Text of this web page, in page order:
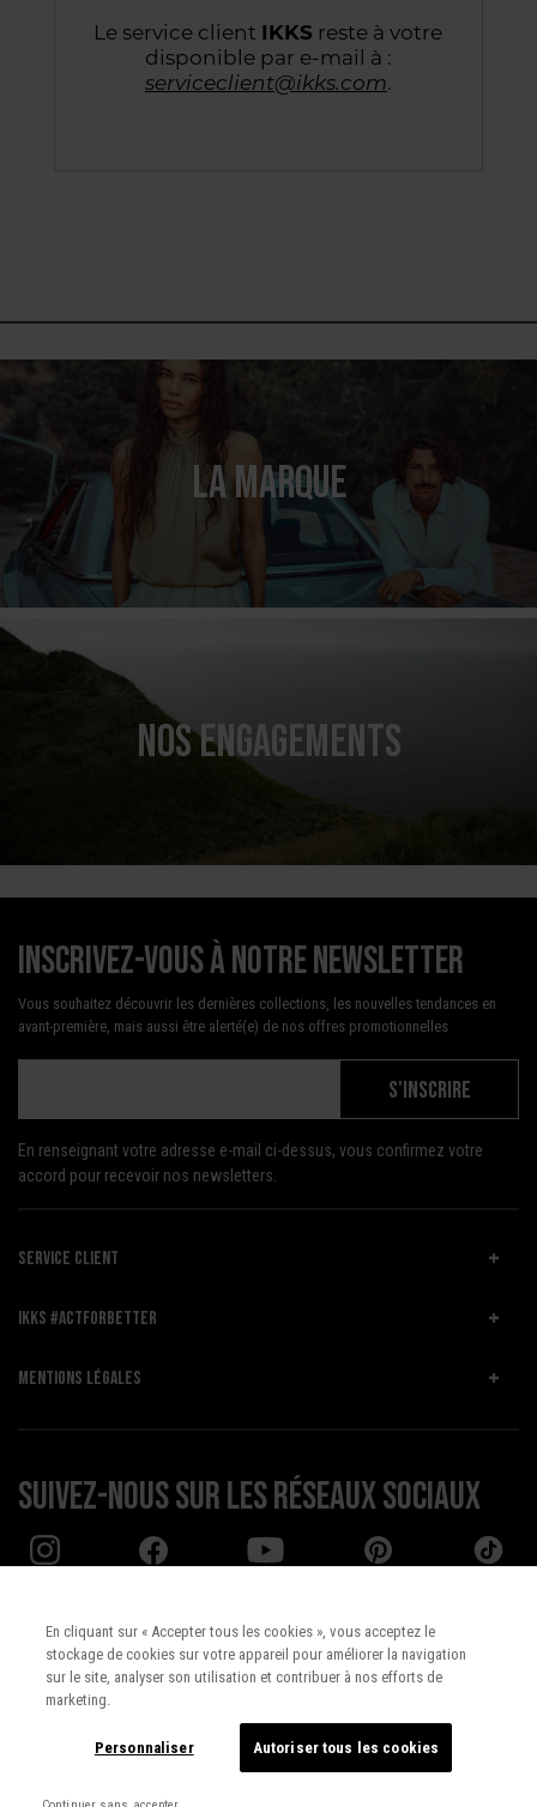
Le service client IKKS reste à votre
disponible par e-mail à :
serviceclient@ikks.com.
LA MARQUE
NOS ENGAGEMENTS
Inscrivez-vous à notre newsletter
Vous souhaitez découvrir les dernières collections, les nouvelles tendances en
avant-première, mais aussi être alerté(e) de nos offres promotionnelles
S'INSCRIRE
En renseignant votre adresse e-mail ci-dessus, vous confirmez votre
accord pour recevoir nos newsletters.
SERVICE CLIENT
IKKS #ACTFORBETTER
MENTIONS LÉGALES
Suivez-nous sur les réseaux sociaux
Pays : UNITED STATES
Français
En cliquant sur « Accepter tous les cookies », vous acceptez le
stockage de cookies sur votre appareil pour améliorer la navigation
sur le site, analyser son utilisation et contribuer à nos efforts de
marketing.
Personnaliser Autoriser tous les cookies